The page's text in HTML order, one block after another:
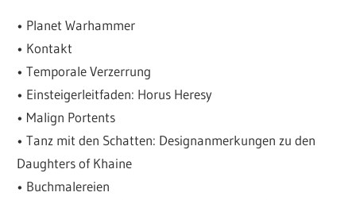
• Planet Warhammer
• Kontakt
• Temporale Verzerrung
• Einsteigerleitfaden: Horus Heresy
• Malign Portents
• Tanz mit den Schatten: Designanmerkungen zu den
Daughters of Khaine
• Buchmalereien